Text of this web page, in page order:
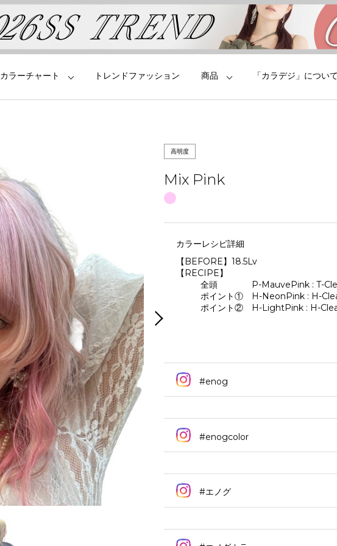
カラーチャート トレンドファッション 商品 「カラデジ」について
高明度
Mix Pink
カラーレシピ詳細
【BEFORE】18.5Lv
【RECIPE】
全頭 P-MauvePink : T-
ポイント① H-NeonPink : H-
ポイント② H-LightPink : H-
#enog
#enogcolor
#エノグ